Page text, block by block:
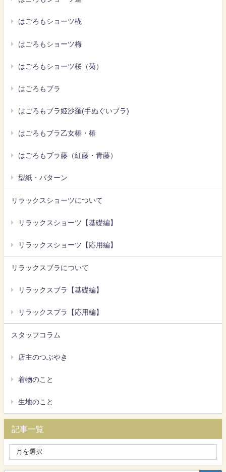
はごろもショーツ椛
はごろもショーツ梅
はごろもショーツ桜（菊）
はごろもブラ
はごろもブラ姫沙羅(手ぬぐいブラ)
はごろもブラ乙女椿・椿
はごろもブラ藤（紅藤・青藤）
型紙・パターン
リラックスショーツについて
リラックスショーツ【基礎編】
リラックスショーツ【応用編】
リラックスブラについて
リラックスブラ【基礎編】
リラックスブラ【応用編】
スタッフコラム
店主のつぶやき
着物のこと
生地のこと
記事一覧